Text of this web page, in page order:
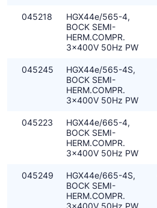
045218
HGX44e/565-4,
BOCK SEMI-
HERM.COMPR.
3x400V 50Hz PW
045245
HGX44e/565-4S,
BOCK SEMI-
HERM.COMPR.
3x400V 50Hz PW
045223
HGX44e/665-4,
BOCK SEMI-
HERM.COMPR.
3x400V 50Hz PW
045249
HGX44e/665-4S,
BOCK SEMI-
HERM.COMPR.
3x400V 50Hz PW